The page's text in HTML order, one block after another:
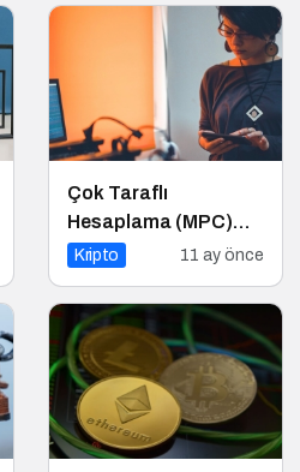
Çok Taraflı
Hesaplama (MPC)
Nedir?
Kripto 11 ay önce